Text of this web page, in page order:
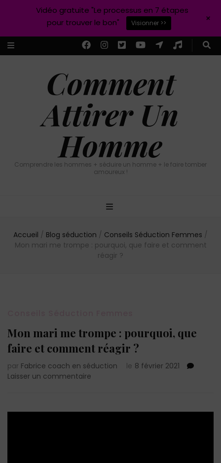
Comment
Attirer Un
Homme
Comprendre les hommes + séduire un homme + le faire tomber
amoureux !
Accueil / Blog séduction / Conseils Séduction Femmes /
Mon mari me trompe : pourquoi, que faire et comment
réagir ?
Mon mari me trompe : pourquoi, que
faire et comment réagir ?
par Fabrice coach en séduction le 8 février 2021
Laisser un commentaire
Vidéo gratuite "Le processus en 7 étapes
pour trouver le bon"
Visionner >> +